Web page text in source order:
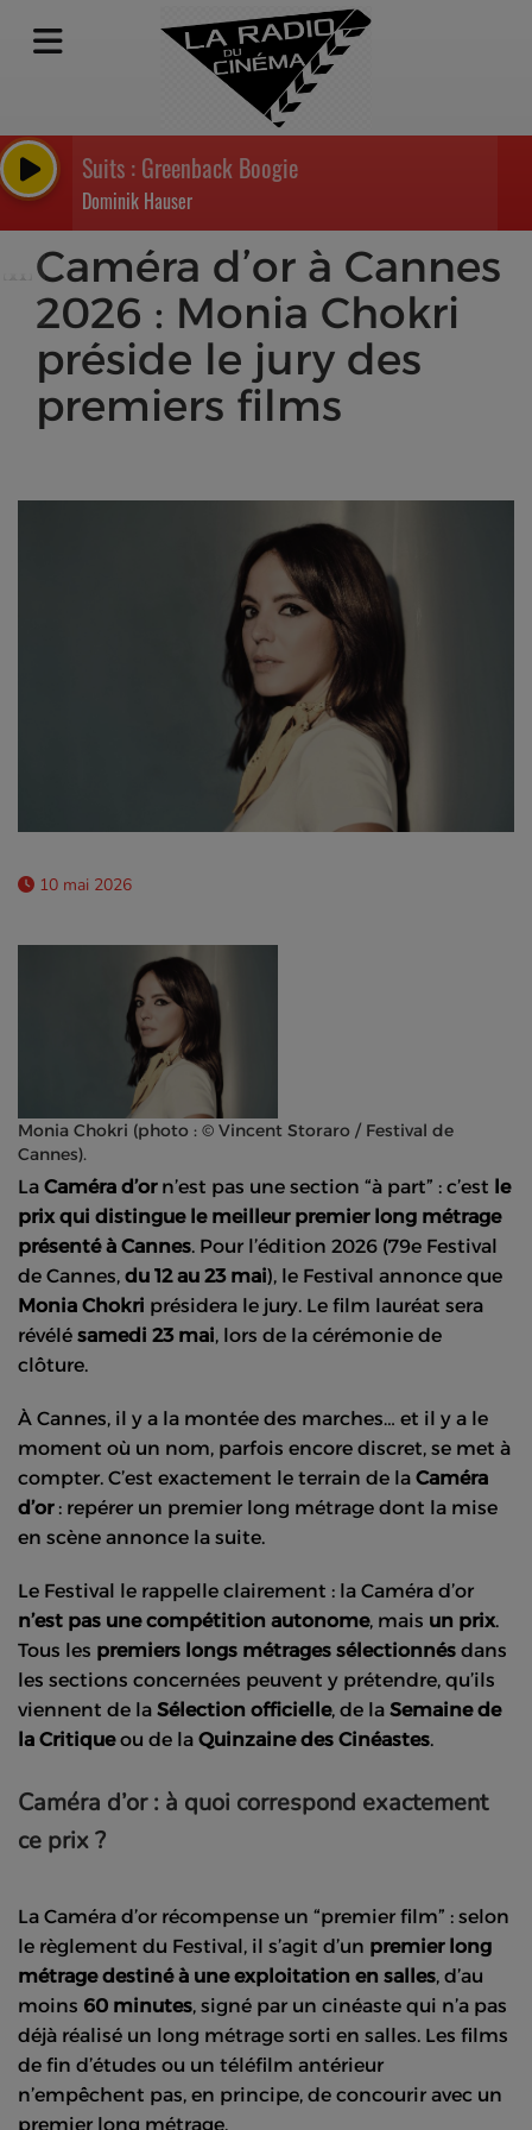
Suits : Greenback Boogie
Dominik Hauser
Caméra d’or à Cannes
2026 : Monia Chokri
préside le jury des
premiers films
10 mai 2026
Monia Chokri (photo : © Vincent Storaro / Festival de
Cannes).
La Caméra d’orn’est pas une section “à part” : c’est le
prix qui distingue le meilleur premier long métrage
présenté à Cannes. Pour l’édition 2026 (79e Festival
de Cannes, du 12 au 23 mai), le Festival annonce que
Monia Chokri présidera le jury. Le film lauréat sera
révélé samedi 23 mai, lors de la cérémonie de
clôture.
À Cannes, il y a la montée des marches… et il y a le
moment où un nom, parfois encore discret, se met à
compter. C’est exactement le terrain de la Caméra
d’or: repérer un premier long métrage dont la mise
en scène annonce la suite.
Le Festival le rappelle clairement : la Caméra d’or
n’est pas une compétition autonome, mais un prix.
Tous les premiers longs métrages sélectionnés dans
les sections concernées peuvent y prétendre, qu’ils
viennent de la Sélection officielle, de la Semaine de
la Critiqueou de la Quinzaine des Cinéastes.
Caméra d’or : à quoi correspond exactement
ce prix ?
La Caméra d’or récompense un “premier film” : selon
le règlement du Festival, il s’agit d’un premier long
métrage destiné à une exploitation en salles, d’au
moins 60 minutes, signé par un cinéaste qui n’a pas
déjà réalisé un long métrage sorti en salles. Les films
de fin d’études ou un téléfilm antérieur
n’empêchent pas, en principe, de concourir avec un
premier long métrage.